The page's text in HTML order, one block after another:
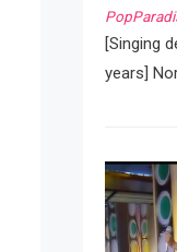
[Singing
years]